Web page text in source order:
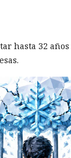
hasta 32